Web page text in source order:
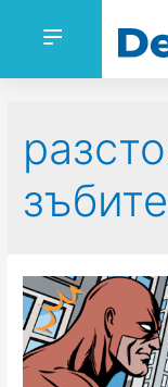
зъбите